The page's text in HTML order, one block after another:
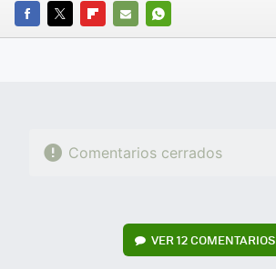
FACEBOOK
TWITTERFLIPBOARD
E-
WHATSAPP
Comentarios cerrados
VER 12 COMENTARIOS